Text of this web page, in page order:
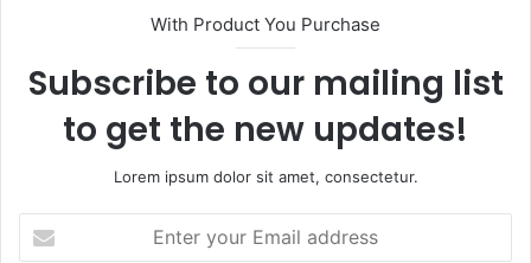
With Product You Purchase
Subscribe to our mailing list
to get the new updates!
Lorem ipsum dolor sit amet, consectetur.
your